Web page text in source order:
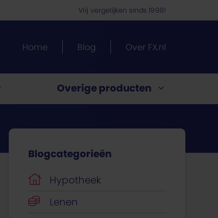
Vrij vergelijken sinds 1998!
Home Blog Over FX.nl
Overige producten
Blogcategorieën
Hypotheek
Lenen